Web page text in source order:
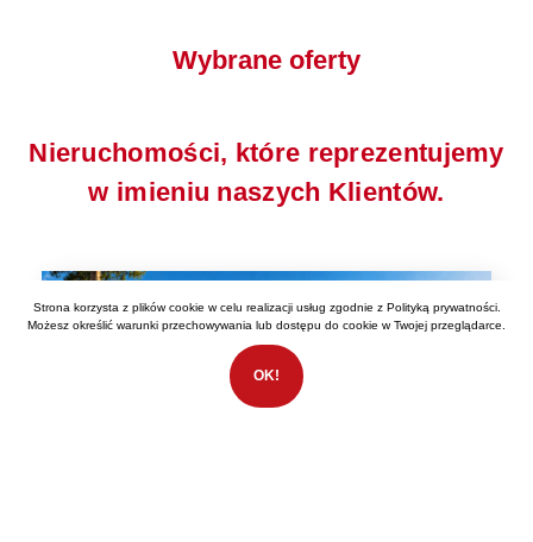
Wybrane oferty
Nieruchomości, które reprezentujemy
w imieniu naszych Klientów.
Strona korzysta z plików cookie w celu realizacji usług zgodnie z Polityką prywatności.
Możesz określić warunki przechowywania lub dostępu do cookie w Twojej przeglądarce.
OK!